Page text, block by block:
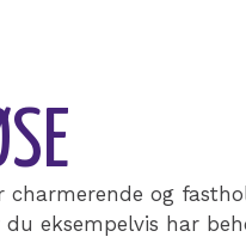
charmerende og
eksempelvis har